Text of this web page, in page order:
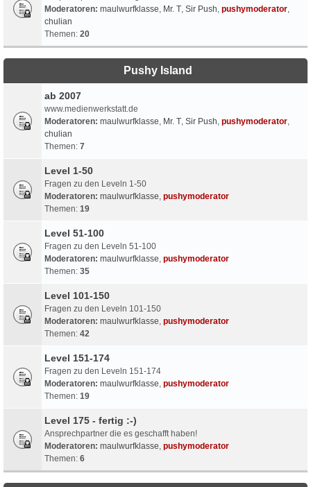
Moderatoren: maulwurfklasse, Mr. T, Sir Push, pushymoderator,
chulian
Themen: 20
Pushy Island
ab 2007
www.medienwerkstatt.de
Moderatoren: maulwurfklasse, Mr. T, Sir Push, pushymoderator,
chulian
Themen: 7
Level 1-50
Fragen zu den Leveln 1-50
Moderatoren: maulwurfklasse, pushymoderator
Themen: 19
Level 51-100
Fragen zu den Leveln 51-100
Moderatoren: maulwurfklasse, pushymoderator
Themen: 35
Level 101-150
Fragen zu den Leveln 101-150
Moderatoren: maulwurfklasse, pushymoderator
Themen: 42
Level 151-174
Fragen zu den Leveln 151-174
Moderatoren: maulwurfklasse, pushymoderator
Themen: 19
Level 175 - fertig :-)
Ansprechpartner die es geschafft haben!
Moderatoren: maulwurfklasse, pushymoderator
Themen: 6